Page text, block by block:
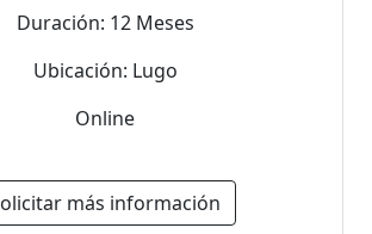
Duración: 12 Meses
Ubicación: Lugo
Online
más información